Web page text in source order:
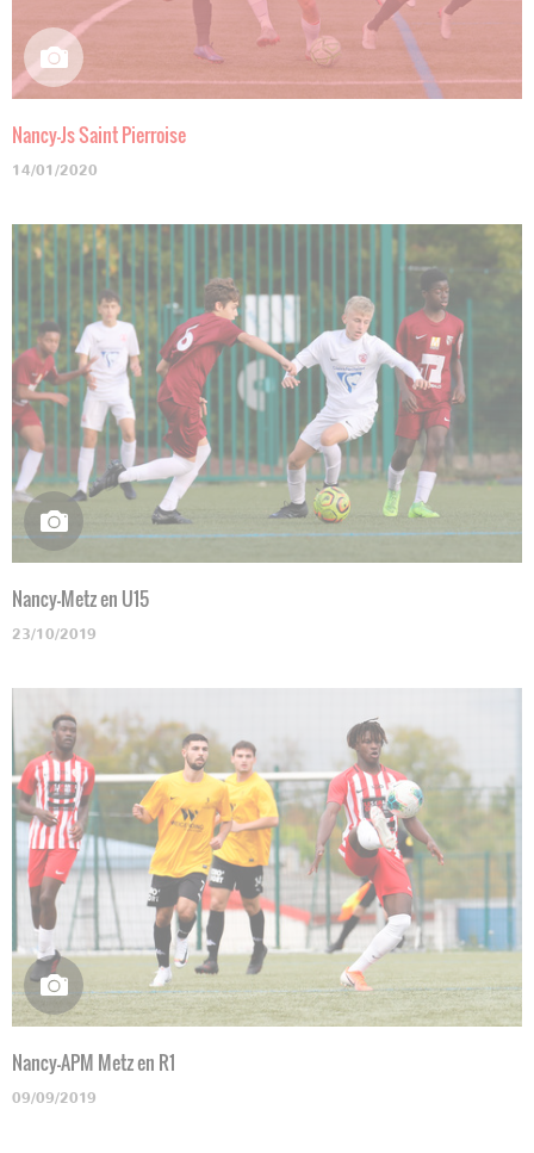
Nancy-Js Saint Pierroise
14/01/2020
Nancy-Metz en U15
23/10/2019
Nancy-APM Metz en R1
09/09/2019